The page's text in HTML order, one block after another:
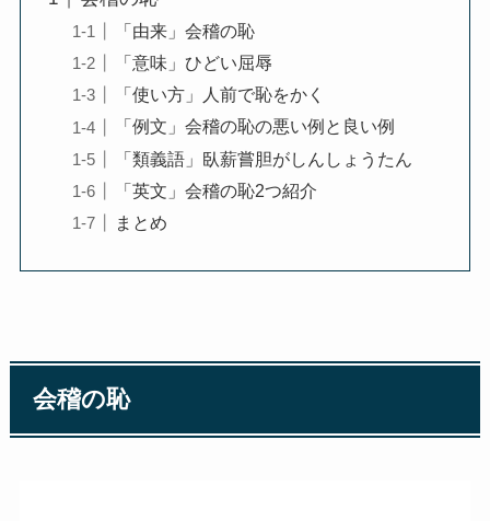
「由来」会稽の恥
「意味」ひどい屈辱
「使い方」人前で恥をかく
「例文」会稽の恥の悪い例と良い例
「類義語」臥薪嘗胆がしんしょうたん
「英文」会稽の恥2つ紹介
まとめ
会稽の恥